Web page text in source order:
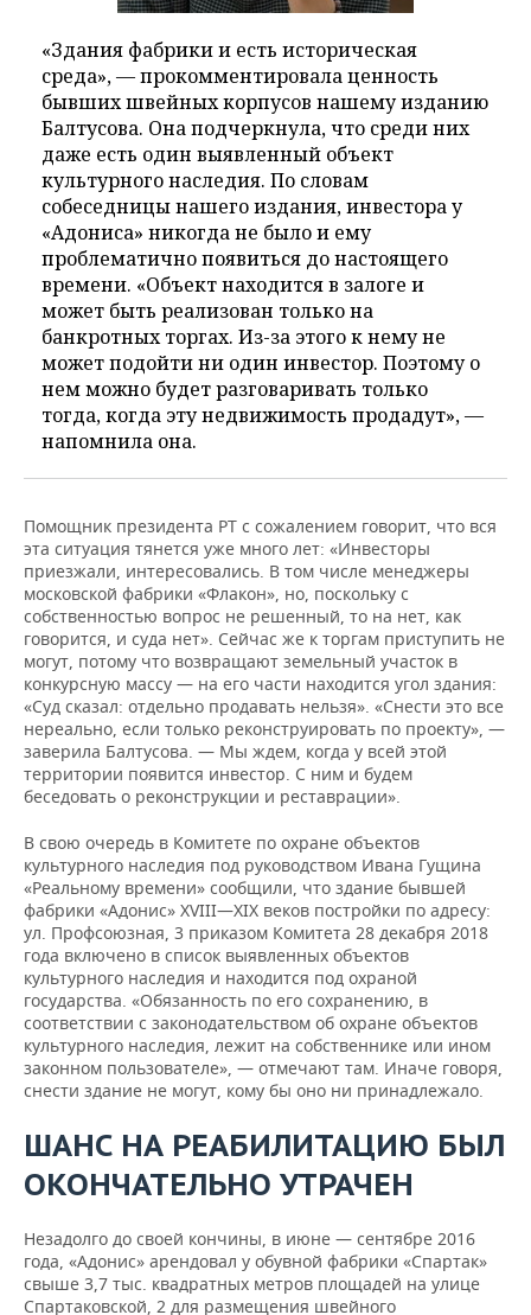
«Здания фабрики и есть историческая
среда», — прокомментировала ценность
бывших швейных корпусов нашему изданию
Балтусова. Она подчеркнула, что среди них
даже есть один выявленный объект
культурного наследия. По словам
собеседницы нашего издания, инвестора у
«Адониса» никогда не было и ему
проблематично появиться до настоящего
времени. «Объект находится в залоге и
может быть реализован только на
банкротных торгах. Из-за этого к нему не
может подойти ни один инвестор. Поэтому о
нем можно будет разговаривать только
тогда, когда эту недвижимость продадут», —
напомнила она.
Помощник президента РТ с сожалением говорит, что вся
эта ситуация тянется уже много лет: «Инвесторы
приезжали, интересовались. В том числе менеджеры
московской фабрики «Флакон», но, поскольку с
собственностью вопрос не решенный, то на нет, как
говорится, и суда нет». Сейчас же к торгам приступить не
могут, потому что возвращают земельный участок в
конкурсную массу — на его части находится угол здания:
«Суд сказал: отдельно продавать нельзя». «Снести это все
нереально, если только реконструировать по проекту», —
заверила Балтусова. — Мы ждем, когда у всей этой
территории появится инвестор. С ним и будем
беседовать о реконструкции и реставрации».
В свою очередь в Комитете по охране объектов
культурного наследия под руководством Ивана Гущина
«Реальному времени» сообщили, что здание бывшей
фабрики «Адонис» ХVIII—ХIХ веков постройки по адресу:
ул. Профсоюзная, 3 приказом Комитета 28 декабря 2018
года включено в список выявленных объектов
культурного наследия и находится под охраной
государства. «Обязанность по его сохранению, в
соответствии с законодательством об охране объектов
культурного наследия, лежит на собственнике или ином
законном пользователе», — отмечают там. Иначе говоря,
снести здание не могут, кому бы оно ни принадлежало.
ШАНС НА РЕАБИЛИТАЦИЮ БЫЛ
ОКОНЧАТЕЛЬНО УТРАЧЕН
Незадолго до своей кончины, в июне — сентябре 2016
года, «Адонис» арендовал у обувной фабрики «Спартак»
свыше 3,7 тыс. квадратных метров площадей на улице
Спартаковской, 2 для размещения швейного